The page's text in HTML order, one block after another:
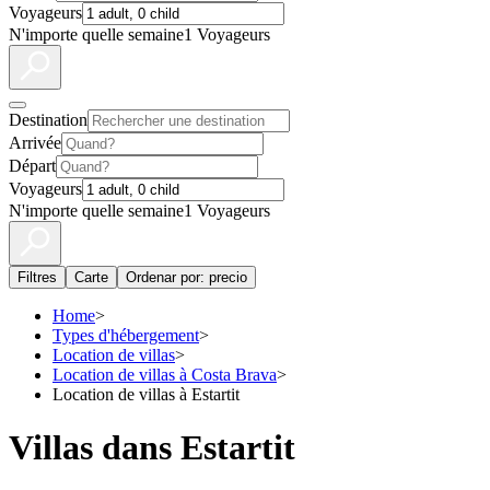
Voyageurs
N'importe quelle semaine1 Voyageurs
Destination
Arrivée
Départ
Voyageurs
N'importe quelle semaine1 Voyageurs
Filtres Carte Ordenar por: precio
Home>
Types d'hébergement>
Location de villas>
Location de villas à Costa Brava>
Location de villas à Estartit
Villas dans Estartit